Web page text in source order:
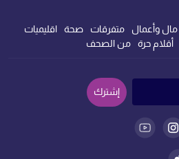
مال وأعمال متفرقات صحة
اقليميات
أقلام حرة من الصحف
إشترك